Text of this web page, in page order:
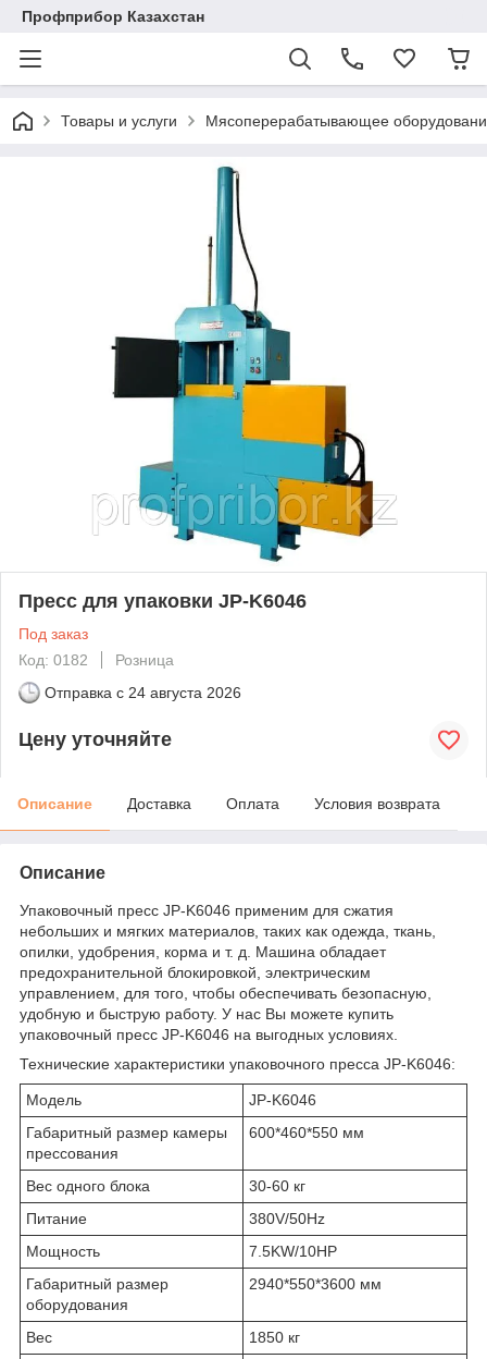
Профприбор Казахстан
Товары и услуги Мясоперерабатывающее
Пресс для упаковки JP-K6046
Под заказ
Код: 0182
Розница
Отправка с 24 августа 2026
Цену уточняйте
Описание Доставка Оплата Условия возврата
Описание
Упаковочный пресс JP-K6046 применим для сжатия
небольших и мягких материалов, таких как одежда, ткань,
опилки, удобрения, корма и т. д. Машина обладает
предохранительной блокировкой, электрическим
управлением, для того, чтобы обеспечивать безопасную,
удобную и быструю работу. У нас Вы можете купить
упаковочный пресс JP-K6046 на выгодных условиях.
Технические характеристики упаковочного пресса JP-K6046:
Модель
JP-K6046
Габаритный размер камеры
прессования
600*460*550 мм
Вес одного блока
30-60 кг
Питание
380V/50Hz
Мощность
7.5KW/10HP
Габаритный размер
оборудования
2940*550*3600 мм
Вес
1850 кг